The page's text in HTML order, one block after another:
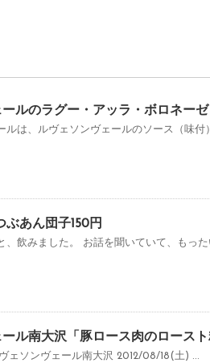
ルのラグー・アッラ・ボロネーゼ
ルは、ルヴェソンヴェールのソース（味
あん団子150円
、飲みました。 お話を聞いていて、もっ
ル南大沢「豚ロース肉のロースト
ェソンヴェール南大沢 2012/08/18(土) ...